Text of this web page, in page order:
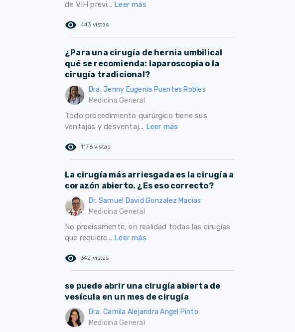
de VIH previ... Leer más
remove_red_eye 443 vistas
¿Para una cirugía de hernia umbilical
qué se recomienda: laparoscopia o la
cirugía tradicional?
Dra. Jenny Eugenia Puentes Robles
Medicina General
Todo procedimiento quirúrgico tiene sus
ventajas y desventaj... Leer más
remove_red_eye 1176 vistas
La cirugía más arriesgada es la cirugía a
corazón abierto. ¿Es eso correcto?
Dr. Samuel David Gonzalez Macias
Medicina General
No precisamente, en realidad todas las cirugías
que requiere... Leer más
remove_red_eye 342 vistas
se puede abrir una cirugía abierta de
vesícula en un mes de cirugía
Dra. Camila Alejandra Angel Pinto
Medicina General